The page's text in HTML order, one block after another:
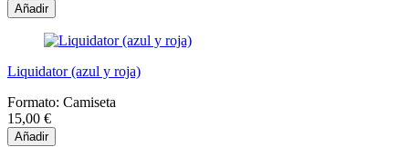
Añadir
Liquidator (azul y roja)
Formato: Camiseta
15,00 €
Añadir